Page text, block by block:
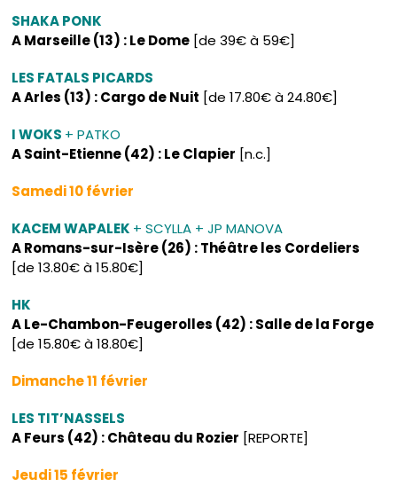
SHAKA PONK
A Marseille (13) : Le Dome [de 39€ à 59€]
LES FATALS PICARDS
A Arles (13) : Cargo de Nuit [de 17.80€ à 24.80€]
I WOKS + PATKO
A Saint-Etienne (42) : Le Clapier [n.c.]
Samedi 10 février
KACEM WAPALEK + SCYLLA + JP MANOVA
A Romans-sur-Isère (26) : Théâtre les Cordeliers
[de 13.80€ à 15.80€]
HK
A Le-Chambon-Feugerolles (42) : Salle de la Forge
[de 15.80€ à 18.80€]
Dimanche 11 février
LES TIT’NASSELS
A Feurs (42) : Château du Rozier [REPORTE]
Jeudi 15 février